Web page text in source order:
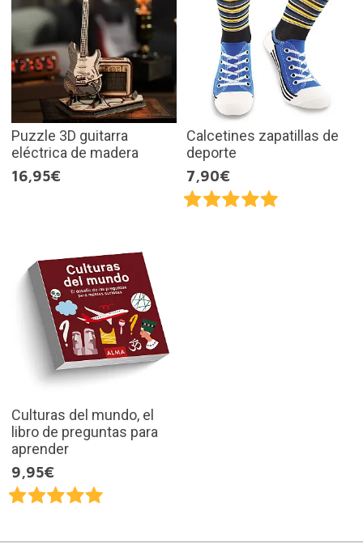
Puzzle 3D guitarra
eléctrica de madera
16,95€
Calcetines zapatillas de
deporte
7,90€
Culturas del mundo, el
libro de preguntas para
aprender
9,95€